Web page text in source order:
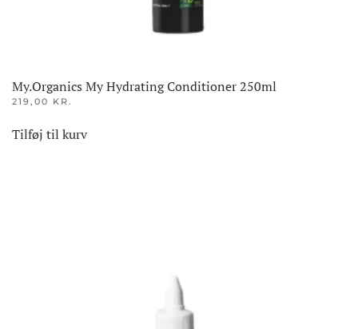
My.Organics My Hydrating Conditioner 250ml
219,00 KR.
Tilføj til kurv